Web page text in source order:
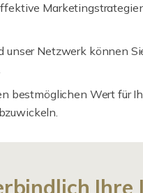
unser Netzwerk können
bestmöglichen Wert für
Ihre